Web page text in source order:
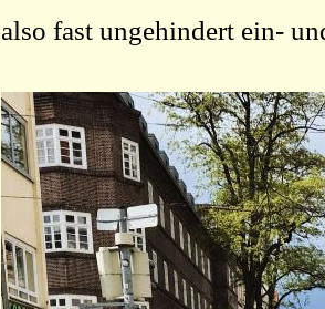
also fast ungehindert ein-